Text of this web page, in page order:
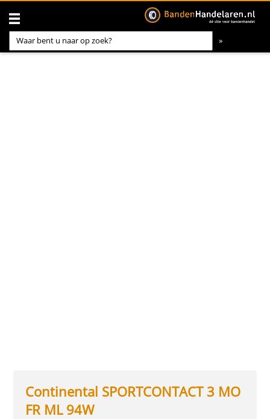
Continental SPORTCONTACT 3 MO
FR ML 94W